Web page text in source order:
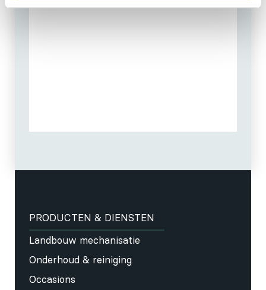
PRODUCTEN & DIENSTEN
Landbouw mechanisatie
Onderhoud & reiniging
Occasions